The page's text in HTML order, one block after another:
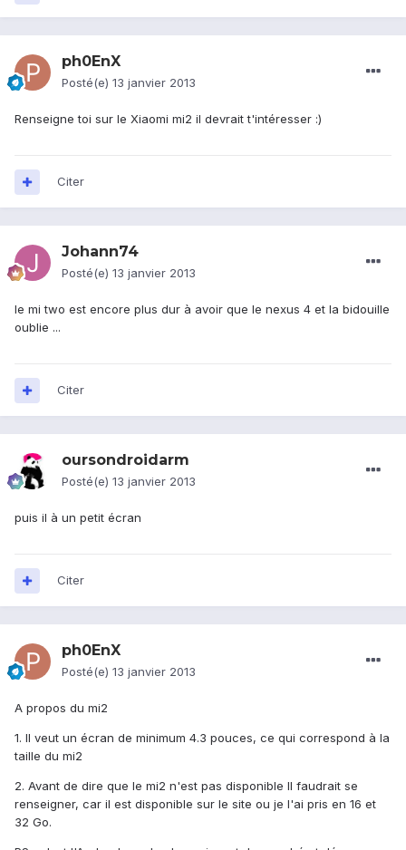
ph0EnX
Posté(e) 13 janvier 2013
Renseigne toi sur le Xiaomi mi2 il devrait t'intéresser :)
Citer
Johann74
Posté(e) 13 janvier 2013
le mi two est encore plus dur à avoir que le nexus 4 et la bidouille
oublie ...
Citer
oursondroidarm
Posté(e) 13 janvier 2013
puis il à un petit écran
Citer
ph0EnX
Posté(e) 13 janvier 2013
A propos du mi2
1. Il veut un écran de minimum 4.3 pouces, ce qui correspond à la
taille du mi2
2. Avant de dire que le mi2 n'est pas disponible Il faudrait se
renseigner, car il est disponible sur le site ou je l'ai pris en 16 et
32 Go.